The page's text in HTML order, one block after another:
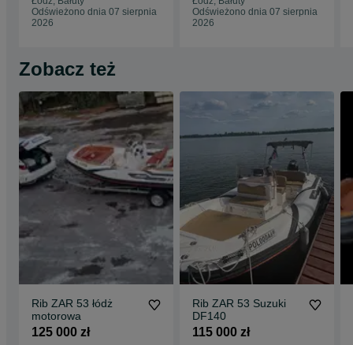
Odświeżono dnia 07 sierpnia
2026
Odświeżono dnia 07 sierpnia
2026
Zobacz też
Rib ZAR 53 łódż
motorowa
125 000 zł
Rib ZAR 53 Suzuki
DF140
115 000 zł